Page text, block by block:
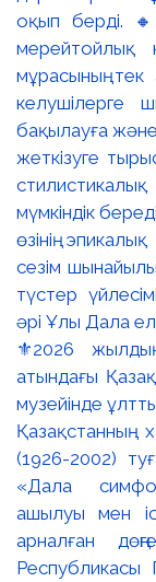
⚜️2026
атындағы
музейінде
Қазақстанның
(1926-2002)
«Дала
ашылуы мен
арналған
Республикасы